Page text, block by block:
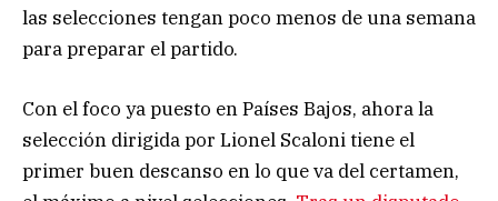
las selecciones tengan poco menos de una semana
para preparar el partido.
Con el foco ya puesto en Países Bajos, ahora la
selección dirigida por Lionel Scaloni tiene el
primer buen descanso en lo que va del certamen,